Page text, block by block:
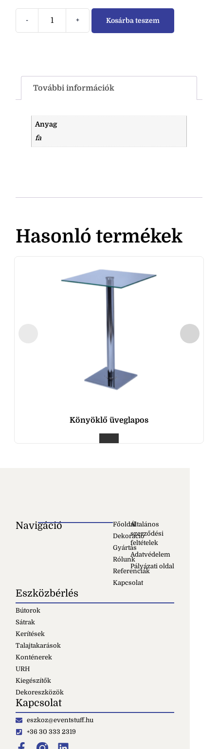
- + Kosárba teszem
További információk
Anyag
fa
Hasonló termékek
Könyöklő üveglapos
Navigáció
Főoldal
Dekoráció
Gyártás
Rólunk
Referenciák
Kapcsolat
Általános
szerződési
feltételek
Adatvédelem
Pályázati oldal
Eszközbérlés
Bútorok
Sátrak
Kerítések
Talajtakarások
Konténerek
URH
Kiegészítők
Dekoreszközök
Kapcsolat
eszkoz@eventstuff.hu
+36 30 333 2319